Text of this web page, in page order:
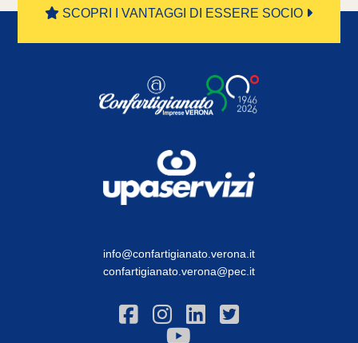
SCOPRI I VANTAGGI DI ESSERE SOCIO
info@confartigianato.verona.it
confartigianato.verona@pec.it